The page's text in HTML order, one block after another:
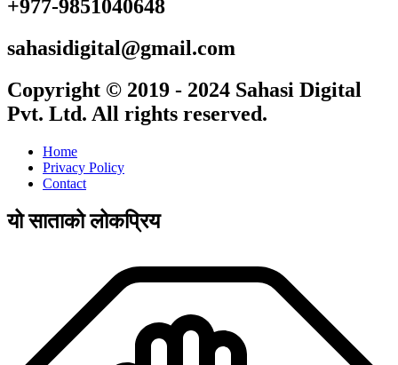
+977-9851040648
sahasidigital@gmail.com
Copyright © 2019 - 2024 Sahasi Digital
Pvt. Ltd. All rights reserved.
Home
Privacy Policy
Contact
यो साताको लोकप्रिय